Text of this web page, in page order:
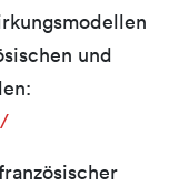
und